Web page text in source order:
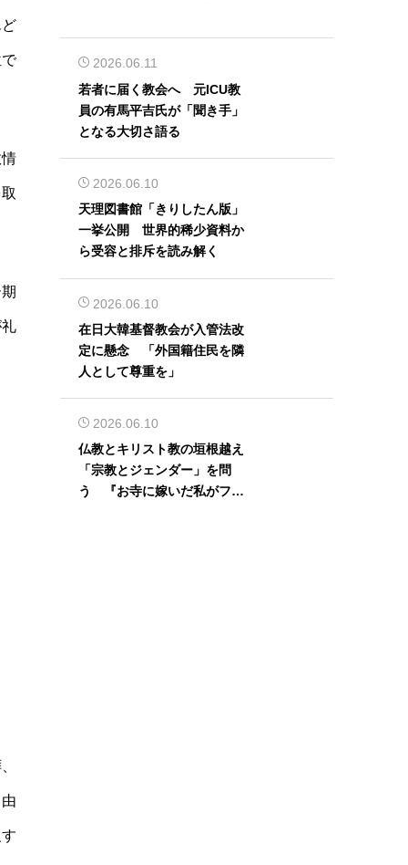
2026.06.11
若者に届く教会へ 元ICU教
員の有馬平吉氏が「聞き手」
となる大切さ語る
2026.06.10
天理図書館「きりしたん版」
一挙公開 世界的稀少資料か
ら受容と排斥を読み解く
2026.06.10
在日大韓基督教会が入管法改
定に懸念 「外国籍住民を隣
人として尊重を」
2026.06.10
仏教とキリスト教の垣根越え
「宗教とジェンダー」を問
う 『お寺に嫁いだ私がフェ